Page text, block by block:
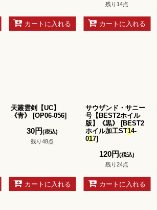
カートに入れる
残り14点
カートに入れる
天叢雲剣【UC】
《青》
[OP06-056]
30円(税込)
残り48点
カートに入れる
サウザンド・サニー
号【BEST2ホイル
版】《黒》
[BEST2
ホイル加工ST14-
017]
120円(税込)
残り24点
カートに入れる